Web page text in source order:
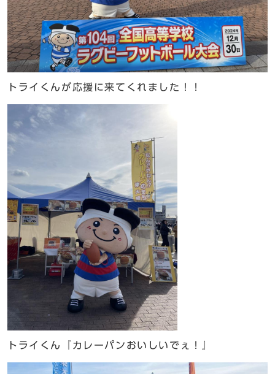
トライくんが応援に来てくれました！！
トライくん『カレーパンおいしいでぇ！』